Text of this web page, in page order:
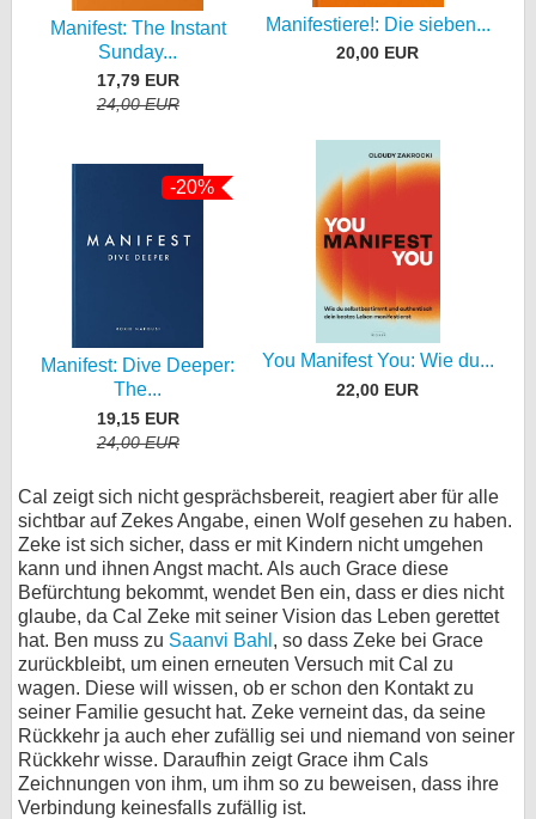
Manifest: The Instant
Sunday...
17,79 EUR
24,00 EUR
Manifestiere!: Die sieben...
20,00 EUR
-20%
Manifest: Dive Deeper:
The...
19,15 EUR
24,00 EUR
You Manifest You: Wie du...
22,00 EUR
Cal zeigt sich nicht gesprächsbereit, reagiert aber für alle
sichtbar auf Zekes Angabe, einen Wolf gesehen zu haben.
Zeke ist sich sicher, dass er mit Kindern nicht umgehen
kann und ihnen Angst macht. Als auch Grace diese
Befürchtung bekommt, wendet Ben ein, dass er dies nicht
glaube, da Cal Zeke mit seiner Vision das Leben gerettet
hat. Ben muss zu Saanvi Bahl , so dass Zeke bei Grace
zurückbleibt, um einen erneuten Versuch mit Cal zu
wagen. Diese will wissen, ob er schon den Kontakt zu
seiner Familie gesucht hat. Zeke verneint das, da seine
Rückkehr ja auch eher zufällig sei und niemand von seiner
Rückkehr wisse. Daraufhin zeigt Grace ihm Cals
Zeichnungen von ihm, um ihm so zu beweisen, dass ihre
Verbindung keinesfalls zufällig ist.